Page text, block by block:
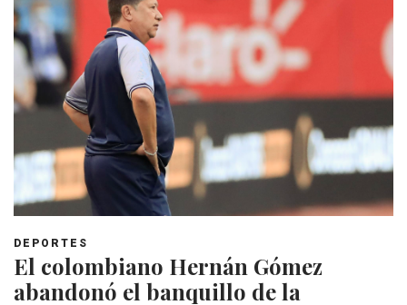
DEPORTES
El colombiano Hernán Gómez
abandonó el banquillo de la